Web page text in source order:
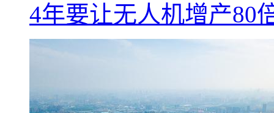
4年要让无人机增产80